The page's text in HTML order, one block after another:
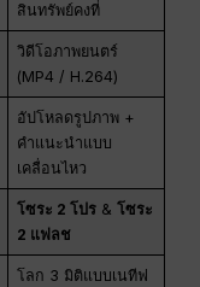
สินทรัพย์คงที่
วิดีโอภาพยนตร์
(MP4 / H.264)
อัปโหลดรูปภาพ +
คำแนะนำแบบ
เคลื่อนไหว
โซระ 2 โปร& โซระ
2 แฟลช
โลก 3 มิติแบบเนทีฟ